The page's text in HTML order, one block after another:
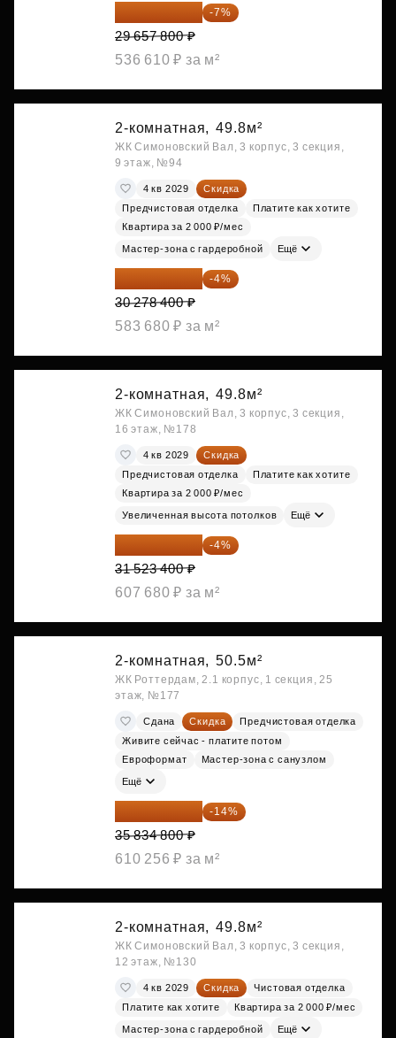
27 581 754 ₽ -7%
29 657 800 ₽
536 610 ₽ за м²
2-комнатная, 49.8м²
ЖК Симоновский Вал, 3 корпус, 3 секция,
9 этаж, №94
4 кв 2029
Скидка
Предчистовая отделка
Платите как хотите
Квартира за 2 000 ₽/мес
Мастер-зона с гардеробной Ещё
29 067 264 ₽ -4%
30 278 400 ₽
583 680 ₽ за м²
2-комнатная, 49.8м²
ЖК Симоновский Вал, 3 корпус, 3 секция,
16 этаж, №178
4 кв 2029
Скидка
Предчистовая отделка
Платите как хотите
Квартира за 2 000 ₽/мес
Увеличенная высота потолков Ещё
30 262 464 ₽ -4%
31 523 400 ₽
607 680 ₽ за м²
2-комнатная, 50.5м²
ЖК Роттердам, 2.1 корпус, 1 секция, 25
этаж, №177
Сдана Скидка
Предчистовая отделка
Живите сейчас - платите потом
Евроформат
Мастер-зона с санузлом
Ещё
30 817 928 ₽ -14%
35 834 800 ₽
610 256 ₽ за м²
2-комнатная, 49.8м²
ЖК Симоновский Вал, 3 корпус, 3 секция,
12 этаж, №130
4 кв 2029 Скидка
Чистовая отделка
Платите как хотите
Квартира за 2 000 ₽/мес
Мастер-зона с гардеробной Ещё